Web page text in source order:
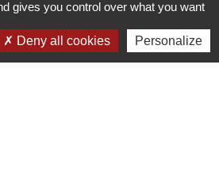
gives you control over what you want
Deny all cookies Personalize